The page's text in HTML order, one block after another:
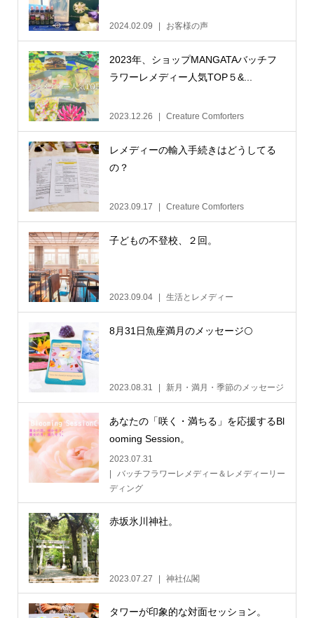
2024.02.09 お客様の声
2023年、ショップMANGATAバッチフ
ラワーレメディー人気TOP５&...
2023.12.26 Creature Comforters
レメディーの輸入手続きはどうしてる
の？
2023.09.17 Creature Comforters
子どもの不登校、２回。
2023.09.04 生活とレメディー
8月31日魚座満月のメッセージ🌕
2023.08.31 新月・満月・季節のメッセージ
あなたの「咲く・満ちる」を応援するBl
ooming Session。
2023.07.31
バッチフラワーレメディー＆レメディーリー
ディング
赤坂氷川神社。
2023.07.27 神社仏閣
タワーが印象的な対面セッション。